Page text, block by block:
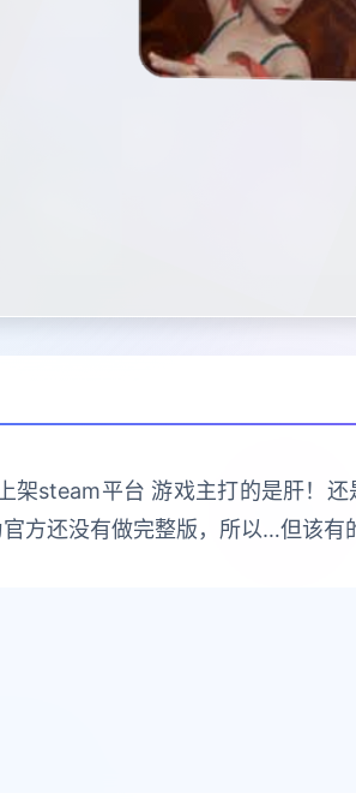
steam平台 游戏主打的是肝！还
方还没有做完整版，所以…但该有